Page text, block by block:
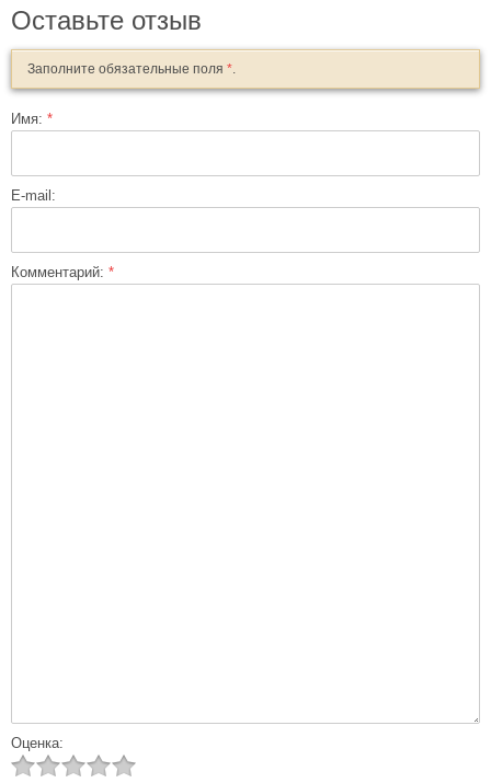
Оставьте отзыв
Заполните обязательные поля *
Имя: *
E-mail:
Комментарий: *
Оценка: